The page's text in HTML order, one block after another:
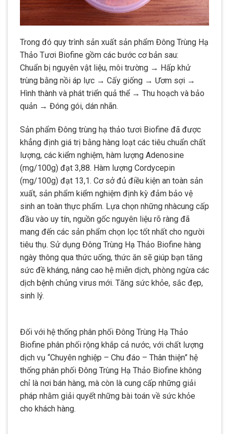
Trong đó quy trình sản xuất sản phẩm Đông Trùng Hạ
Thảo Tươi Biofine gồm các bước cơ bản sau:
Chuẩn bị nguyên vật liệu, môi trường → Hấp khử
trùng bằng nồi áp lực → Cấy giống → Ươm sợi →
Hình thành và phát triển quả thể → Thu hoạch và bảo
quản → Đóng gói, dán nhãn.
Sản phẩm Đông trùng hạ thảo tươi Biofine đã được
khẳng định giá trị bằng hàng loạt các tiêu chuẩn chất
lượng, các kiểm nghiệm, hàm lượng Adenosine
(mg/100g) đạt 3,88. Hàm lượng Cordycepin
(mg/100g) đạt 13,1. Cơ sở đủ điều kiện an toàn sản
xuất, sản phẩm kiểm nghiệm định kỳ đảm bảo vệ
sinh an toàn thực phẩm. Lựa chọn những nhàcung cấp
đầu vào uy tín, nguồn gốc nguyên liệu rõ ràng đã
mang đến các sản phẩm chọn lọc tốt nhất cho người
tiêu thụ. Sử dụng Đông Trùng Hạ Thảo Biofine hàng
ngày thông qua thức uống, thức ăn sẽ giúp bạn tăng
sức đề kháng, nâng cao hệ miễn dịch, phòng ngừa các
dịch bệnh chủng virus mới. Tăng sức khỏe, sắc đẹp,
sinh lý.
Đối với hệ thống phân phối Đông Trùng Hạ Thảo
Biofine phân phối rộng khắp cả nước, với chất lượng
dịch vụ “Chuyên nghiệp – Chu đáo – Thân thiện” hệ
thống phân phối Đông Trùng Hạ Thảo Biofine không
chỉ là nơi bán hàng, mà còn là cung cấp những giải
pháp nhằm giải quyết những bài toán về sức khỏe
cho khách hàng.